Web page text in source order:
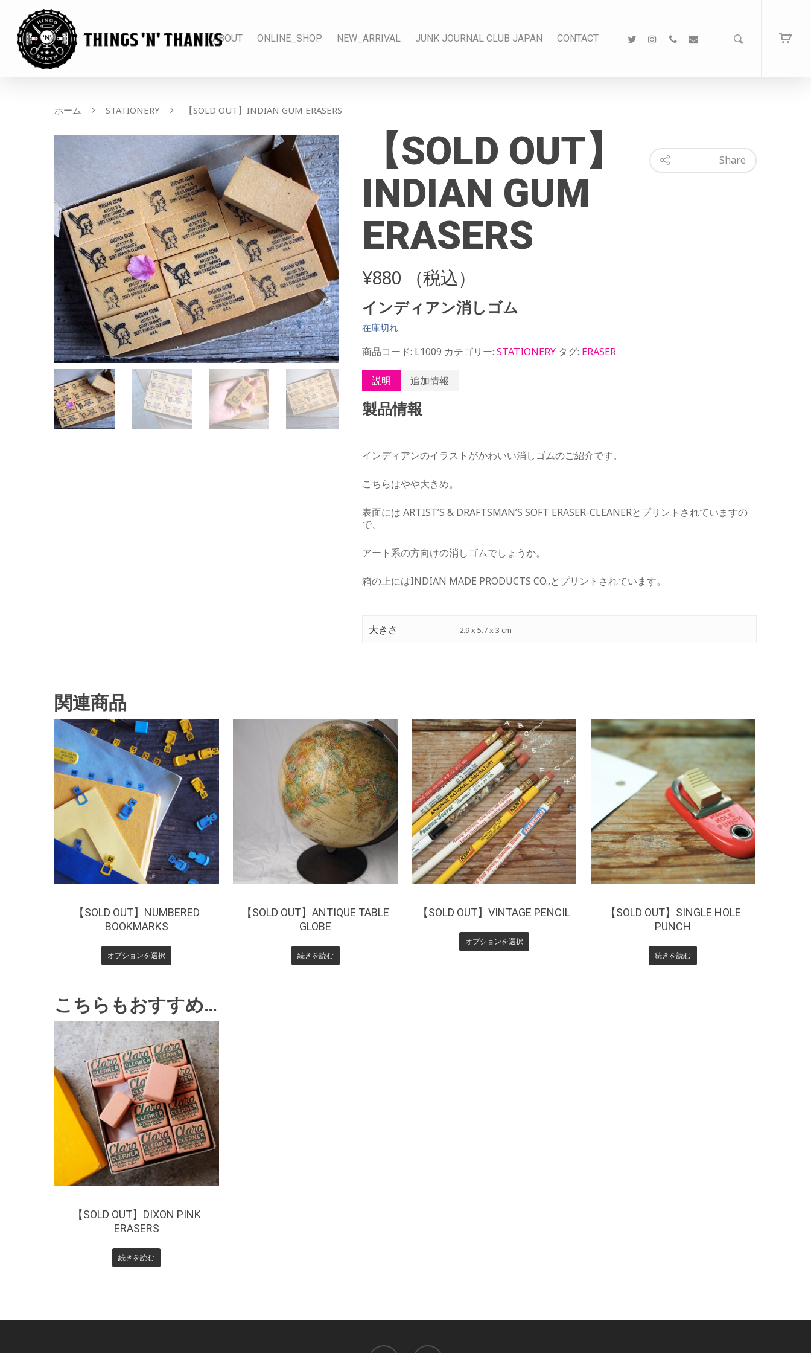
ABOUT ONLINE_SHOP NEW_ARRIVAL JUNK JOURNAL CLUB JAPAN CONTACT
ホーム STATIONERY 【SOLD OUT】INDIAN GUM ERASERS
【SOLD OUT】
INDIAN GUM
ERASERS
Share
¥880 （税込）
インディアン消しゴム
在庫切れ
商品コード: L1009 カテゴリー: STATIONERY タグ: ERASER
説明 追加情報
製品情報
インディアンのイラストがかわいい消しゴムのご紹介です。
こちらはやや大きめ。
表面には ARTIST’S & DRAFTSMAN’S SOFT ERASER-CLEANERとプリントされていますの
で、
アート系の方向けの消しゴムでしょうか。
箱の上にはINDIAN MADE PRODUCTS CO.,とプリントされています。
大きさ 2.9 x 5.7 x 3 cm
関連商品
¥ 110
【SOLD OUT】NUMBERED
BOOKMARKS
オプションを選択
¥0
【SOLD OUT】ANTIQUE TABLE
GLOBE
続きを読む
¥0
【SOLD OUT】VINTAGE PENCIL
オプションを選択
¥0
【SOLD OUT】SINGLE HOLE
PUNCH
続きを読む
こちらもおすすめ…
¥440
【SOLD OUT】DIXON PINK
ERASERS
続きを読む